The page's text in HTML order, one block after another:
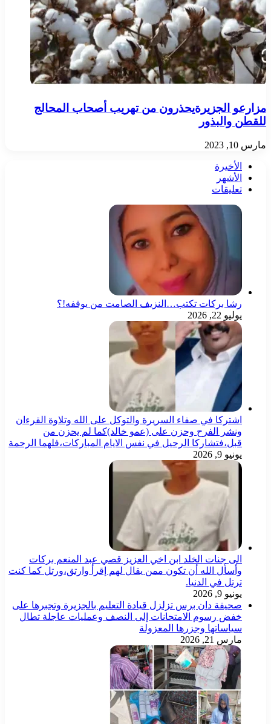
مزارعو الجزيرةيحذرون من تهريب أصحاب المحالج
للقطن والبذور
مارس 10, 2023
الأخيرة
الأشهر
تعليقات
رشا بركات تكتب…النزيف الصامت من يوقفه!؟
يوليو 22, 2026
اشتركا في صفاء السريرة والتوكل على الله وتلاوة القرءان
ونشر الفرح وحزن على (عمو خالد)كما لم يحزن من
قبل،فتشاركا الرحيل في نفس الايام المباركات،فلهما الرحمة
يونيو 9, 2026
الى جنات الخلد ابن اخي العزيز قصي عبد المنعم بركات
وأسأل الله أن تكون ممن يقال لهم إقرأ وارتق،ورتل كما كنت
ترتل في الدنيا.
يونيو 9, 2026
صحيفة دان برس تزلزل قيادة التعليم بالجزيرة وتجبرها على
خفض رسوم الامتحانات إلى النصف وعمليات عاجلة تطال
سياساتها وجزرها المعزولة
مارس 21, 2026